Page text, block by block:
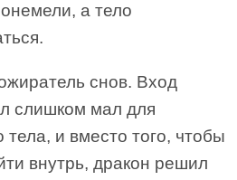
а тело
снов. Вход
слишком мал для
тела, и вместо того, чтобы
внутрь, дракон решил